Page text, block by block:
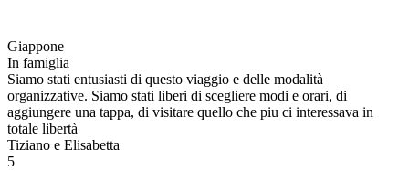
Giappone
In famiglia
Siamo stati entusiasti di questo viaggio e delle modalità
organizzative. Siamo stati liberi di scegliere modi e orari, di
aggiungere una tappa, di visitare quello che piu ci interessava in
totale libertà
Tiziano e Elisabetta
5